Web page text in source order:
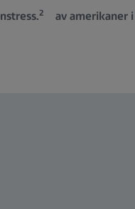
2 av amerikaner